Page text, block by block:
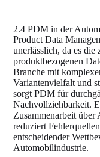
2.4 PDM in der
Product Data
unerlässlich, da es
produktbezogenen
Branche mit
Variantenvielfalt und
sorgt PDM für
Nachvollziehbarkeit.
Zusammenarbeit
reduziert
entscheidender
Automobilindustrie.